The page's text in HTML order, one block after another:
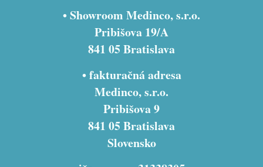
• Showroom Medinco, s.r.o.
Pribišova 19/A
841 05 Bratislava
• fakturačná adresa
Medinco, s.r.o.
Pribišova 9
841 05 Bratislava
Slovensko